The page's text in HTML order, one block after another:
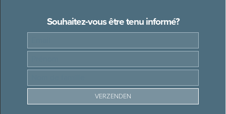
Souhaitez-vous être tenu informé?